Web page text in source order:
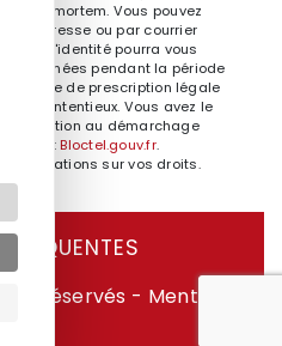
post-mortem. Vous pouvez
à l'adresse ou par courrier
d'identité pourra vous
données pendant la période
la durée de prescription légale
contentieux. Vous avez le
au démarchage
Bloctel.gouv.fr.
sur vos droits.
réservés - Mentions